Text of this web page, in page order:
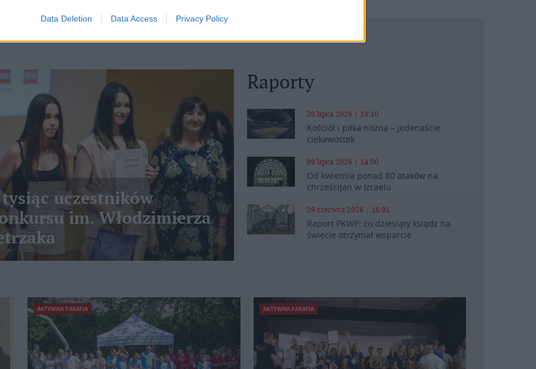
Data Deletion Data Access Privacy Policy
uczestników
im. Włodzimierza
Raporty
20 lipca 2026 | 19:10
Kościół i piłka nożna – jedenaście
ciekawostek
09 lipca 2026 | 14:00
Od kwietnia ponad 80 ataków na
chrześcijan w Izraelu
29 czerwca 2026 | 16:01
Raport PKWP: co dziesiąty ksiądz na
świecie otrzymał wsparcie
AKTYWNA PARAFIA AKTYWNA PARAFIA